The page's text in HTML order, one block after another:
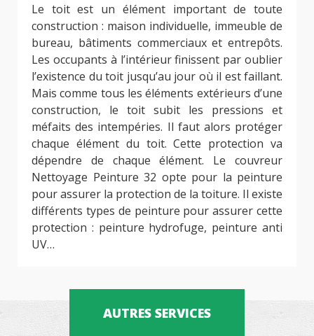
Le toit est un élément important de toute
construction : maison individuelle, immeuble de
bureau, bâtiments commerciaux et entrepôts.
Les occupants à l’intérieur finissent par oublier
l’existence du toit jusqu’au jour où il est faillant.
Mais comme tous les éléments extérieurs d’une
construction, le toit subit les pressions et
méfaits des intempéries. Il faut alors protéger
chaque élément du toit. Cette protection va
dépendre de chaque élément. Le couvreur
Nettoyage Peinture 32 opte pour la peinture
pour assurer la protection de la toiture. Il existe
différents types de peinture pour assurer cette
protection : peinture hydrofuge, peinture anti
UV…
AUTRES SERVICES